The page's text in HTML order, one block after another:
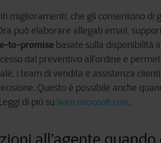
miglioramenti, che gli consentono di
può elaborare allegati email,
to-promise basate sulla disponibilità
dal preventivo all’ordine e
i team di vendita e assistenza
Questo è possibile anche
di più su learn.microsoft.com.
all’agente quando